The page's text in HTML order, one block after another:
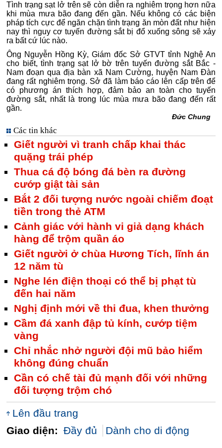
Tình trạng sạt lở trên sẽ còn diễn ra nghiêm trọng hơn nữa
khi mùa mưa bão đang đến gần. Nếu không có các biện
pháp tích cực để ngăn chặn tình trạng ăn mòn đất như hiện
nay thì nguy cơ tuyến đường sắt bị đổ xuống sông sẽ xảy
ra bất cứ lúc nào.
Ông Nguyễn Hồng Kỳ, Giám đốc Sở GTVT tỉnh Nghệ An
cho biết, tình trạng sạt lở bờ trên tuyến đường sắt Bắc -
Nam đoạn qua địa bàn xã Nam Cường, huyện Nam Đàn
đang rất nghiêm trọng. Sở đã làm báo cáo lên cấp trên để
có phương án thích hợp, đảm bảo an toàn cho tuyến
đường sắt, nhất là trong lúc mùa mưa bão đang đến rất
gần.
Đức Chung
Các tin khác
Giết người vì tranh chấp khai thác
quặng trái phép
Thua cá độ bóng đá bèn ra đường
cướp giật tài sản
Bắt 2 đối tượng nước ngoài chiếm đoạt
tiền trong thẻ ATM
Cảnh giác với hành vi giả dạng khách
hàng để trộm quần áo
Giết người ở chùa Hương Tích, lĩnh án
12 năm tù
Nghe lén điện thoại có thể bị phạt tù
đến hai năm
Nghị định mới về thi đua, khen thưởng
Cầm đá xanh đập tủ kính, cướp tiệm
vàng
Chỉ nhắc nhở người đội mũ bảo hiểm
không đúng chuẩn
Cần có chế tài đủ mạnh đối với những
đối tượng trộm chó
Lên đầu trang
Giao diện: Đầy đủ Dành cho di động